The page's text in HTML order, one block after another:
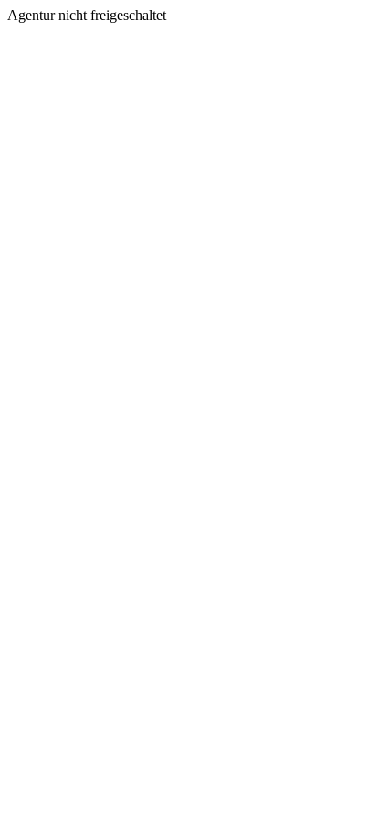
Agentur nicht freigeschaltet